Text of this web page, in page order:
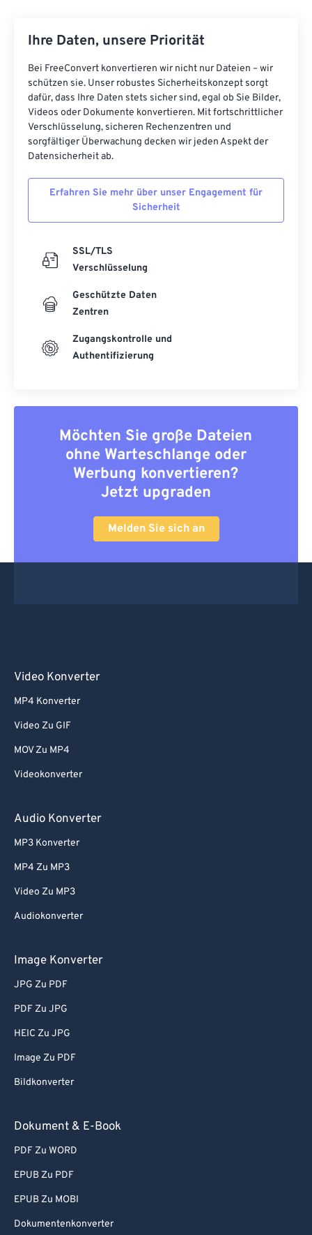
Ihre Daten, unsere Priorität
Bei FreeConvert konvertieren wir nicht nur Dateien – wir
schützen sie. Unser robustes Sicherheitskonzept sorgt
dafür, dass Ihre Daten stets sicher sind, egal ob Sie Bilder,
Videos oder Dokumente konvertieren. Mit fortschrittlicher
Verschlüsselung, sicheren Rechenzentren und
sorgfältiger Überwachung decken wir jeden Aspekt der
Datensicherheit ab.
Erfahren Sie mehr über unser Engagement für
Sicherheit
SSL/TLS
Verschlüsselung
Geschützte Daten
Zentren
Zugangskontrolle und
Authentifizierung
Möchten Sie große Dateien
ohne Warteschlange oder
Werbung konvertieren?
Jetzt upgraden
Melden Sie sich an
Video Konverter
MP4 Konverter
Video Zu GIF
MOV Zu MP4
Videokonverter
Audio Konverter
MP3 Konverter
MP4 Zu MP3
Video Zu MP3
Audiokonverter
Image Konverter
JPG Zu PDF
PDF Zu JPG
HEIC Zu JPG
Image Zu PDF
Bildkonverter
Dokument & E-Book
PDF Zu WORD
EPUB Zu PDF
EPUB Zu MOBI
Dokumentenkonverter